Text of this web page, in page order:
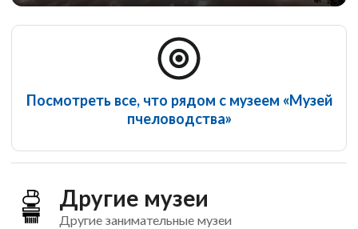
Посмотреть все, что рядом с музеем «Музей
пчеловодства»
Другие музеи
Другие занимательные музеи